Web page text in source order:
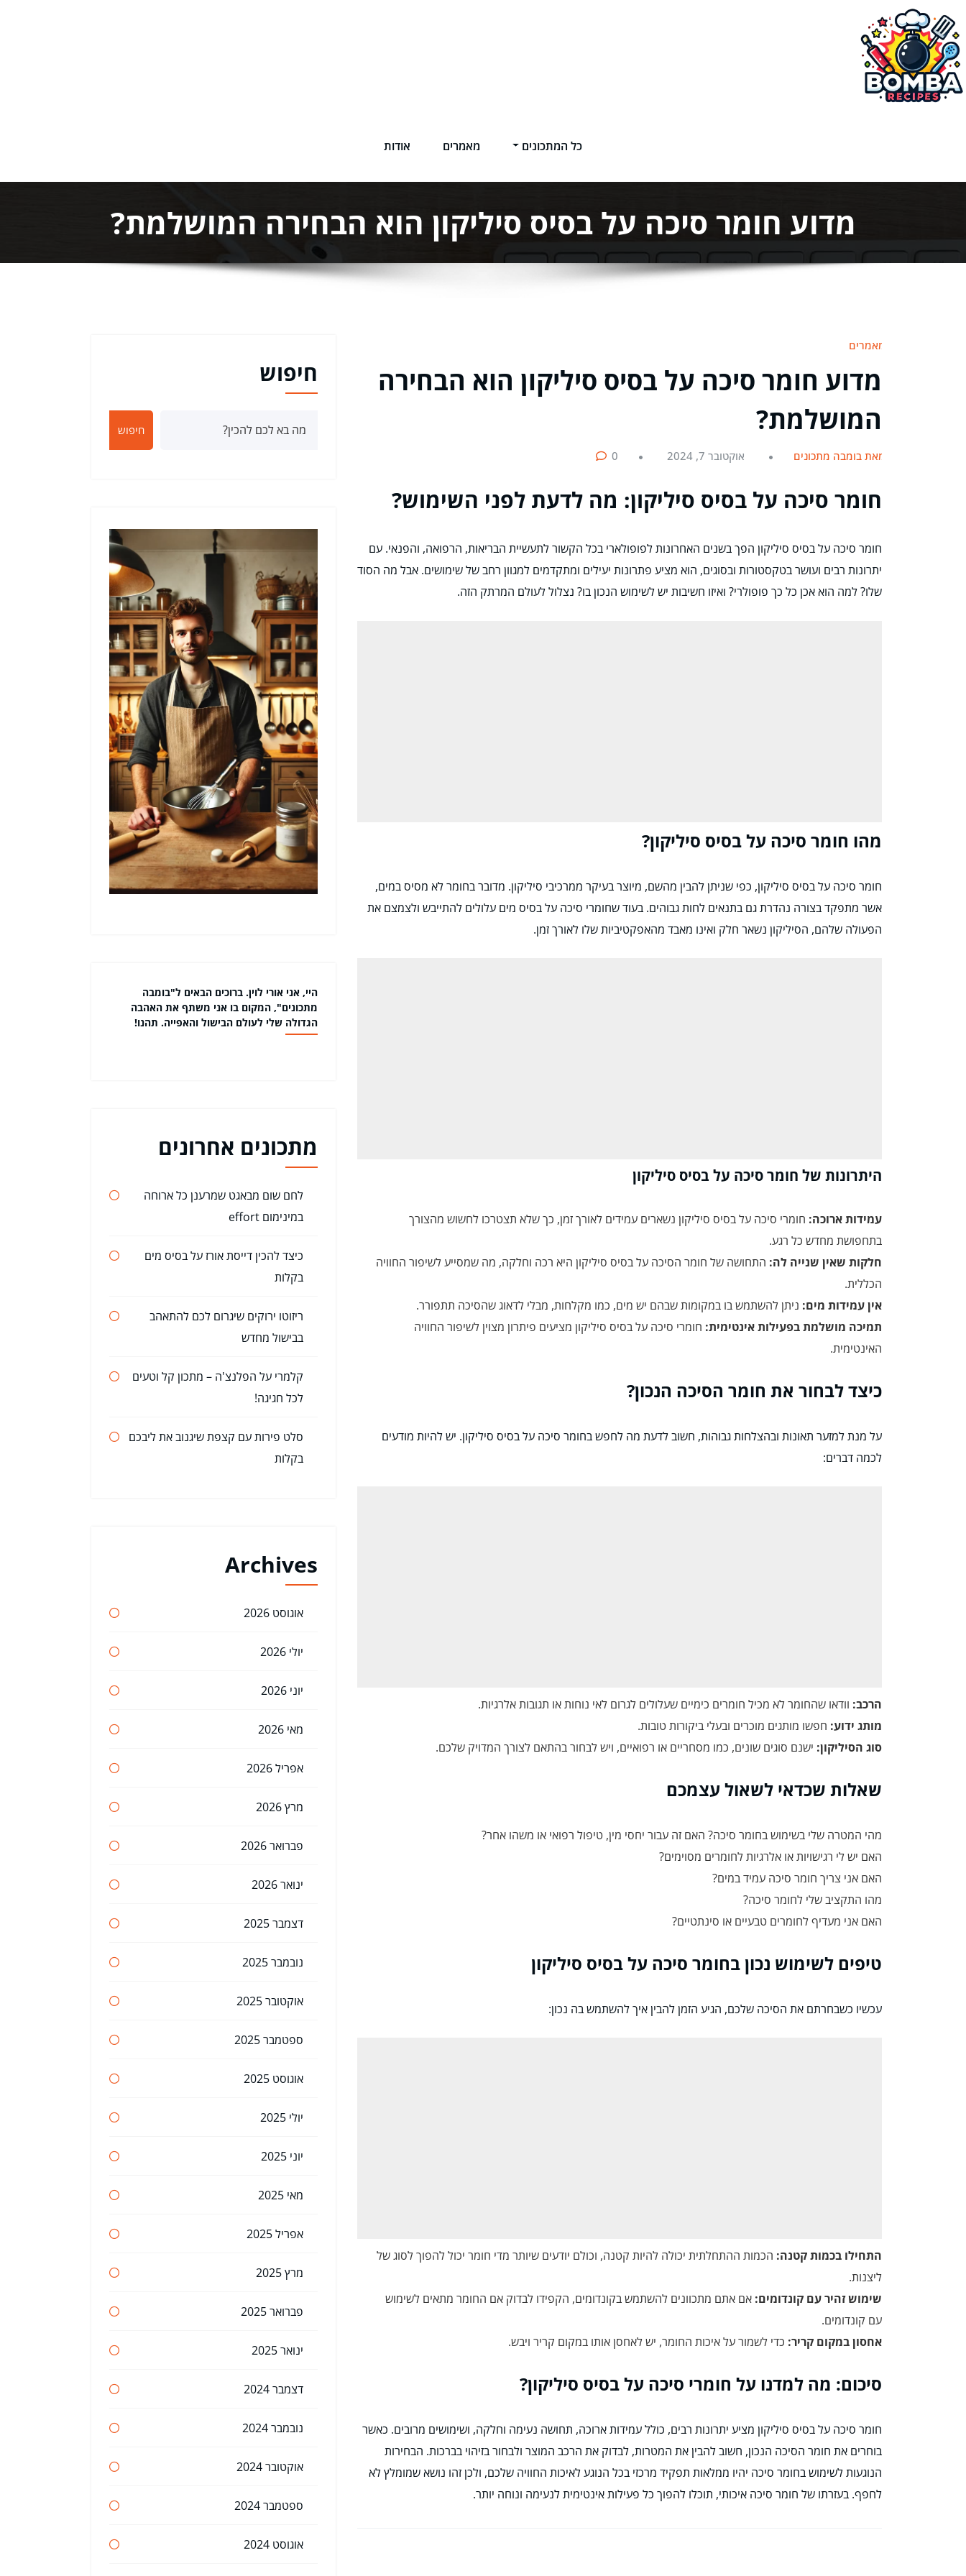
לתוכן
כל המתכונים מאמרים אודות
מדוע חומר סיכה על בסיס סיליקון הוא הבחירה המושלמת?
מאמרים
מדוע חומר סיכה על בסיס סיליקון הוא הבחירה
המושלמת?
מאת בומבה מתכונים אוקטובר 7, 2024 0
חומר סיכה על בסיס סיליקון: מה לדעת לפני השימוש?
חומר סיכה על בסיס סיליקון הפך בשנים האחרונות לפופולארי בכל הקשור לתעשיית הבריאות, הרפואה, והפנאי. עם
יתרונות רבים ועושר בטקסטורות ובסוגים, הוא מציע פתרונות יעילים ומתקדמים למגוון רחב של שימושים. אבל מה הסוד
שלו? למה הוא אכן כל כך פופולרי? ואיזו חשיבות יש לשימוש הנכון בו? נצלול לעולם המרתק הזה.
מהו חומר סיכה על בסיס סיליקון?
חומר סיכה על בסיס סיליקון, כפי שניתן להבין מהשם, מיוצר בעיקר ממרכיבי סיליקון. מדובר בחומר לא מסיס במים,
אשר מתפקד בצורה נהדרת גם בתנאים לחות גבוהים. בעוד שחומרי סיכה על בסיס מים עלולים להתייבש ולצמצם את
הפעולה שלהם, הסיליקון נשאר חלק ואינו מאבד מהאפקטיביות שלו לאורך זמן.
היתרונות של חומר סיכה על בסיס סיליקון
עמידות ארוכה: חומרי סיכה על בסיס סיליקון נשארים עמידים לאורך זמן, כך שלא תצטרכו לחשוש מהצורך
בתחפושת מחדש כל רגע.
חלקות שאין שנייה לה: התחושה של חומר הסיכה על בסיס סיליקון היא רכה וחלקה, מה שמסייע לשיפור החוויה
הכללית.
אין עמידות מים: ניתן להשתמש בו במקומות שבהם יש מים, כמו מקלחות, מבלי לדאוג שהסיכה תתפורר.
תמיכה מושלמת בפעילות אינטימית: חומרי סיכה על בסיס סיליקון מציעים פיתרון מצוין לשיפור החוויה
האינטימית.
כיצד לבחור את חומר הסיכה הנכון?
על מנת למזער תאונות ובהצלחות גבוהות, חשוב לדעת מה לחפש בחומר סיכה על בסיס סיליקון. יש להיות מודעים
לכמה דברים:
הרכב: וודאו שהחומר לא מכיל חומרים כימיים שעלולים לגרום לאי נוחות או תגובות אלרגיות.
מותג ידוע: חפשו מותגים מוכרים ובעלי ביקורות טובות.
סוג הסיליקון: ישנם סוגים שונים, כמו מסחריים או רפואיים, ויש לבחור בהתאם לצורך המדויק שלכם.
שאלות שכדאי לשאול עצמכם
מהי המטרה שלי בשימוש בחומר סיכה? האם זה עבור יחסי מין, טיפול רפואי או משהו אחר?
האם יש לי רגישויות או אלרגיות לחומרים מסוימים?
האם אני צריך חומר סיכה עמיד במים?
מהו התקציב שלי לחומר סיכה?
האם אני מעדיף לחומרים טבעיים או סינתטיים?
טיפים לשימוש נכון בחומר סיכה על בסיס סיליקון
עכשיו כשבחרתם את הסיכה שלכם, הגיע הזמן להבין איך להשתמש בה נכון:
התחילו בכמות קטנה: הכמות ההתחלתית יכולה להיות קטנה, וכולם יודעים שיותר מדי חומר יכול להפוך לסוג של
ליצנות.
שימוש זהיר עם קונדומים: אם אתם מתכוונים להשתמש בקונדומים, הקפידו לבדוק אם החומר מתאים לשימוש
עם קונדומים.
אחסון במקום קריר: כדי לשמור על איכות החומר, יש לאחסן אותו במקום קריר ויבש.
סיכום: מה למדנו על חומרי סיכה על בסיס סיליקון?
חומר סיכה על בסיס סיליקון מציע יתרונות רבים, כולל עמידות ארוכה, תחושה נעימה וחלקה, ושימושים מרובים. כאשר
בוחרים את חומר הסיכה הנכון, חשוב להבין את המטרות, לבדוק את הרכב המוצר ולבחור בזיהוי בברכות. הבחירות
הנוגעות לשימוש בחומר סיכה יהיו ממלאות תפקיד מרכזי בכל הנוגע לאיכות החוויה שלכם, ולכן זהו נושא שמומלץ לא
לחפף. בעזרתו של חומר סיכה איכותי, תוכלו להפוך כל פעילות אינטימית לנעימה ונוחה יותר.
חיפוש
חיפוש
היי, אני אורי לוין. ברוכים הבאים ל"בומבה
מתכונים", המקום בו אני משתף את האהבה
הגדולה שלי לעולם הבישול והאפייה. תהנו!
מתכונים אחרונים
לחם שום מבאגט שמרענן כל ארוחה
במינימום effort
כיצד להכין דייסת אורז על בסיס מים
בקלות
ריזוטו ירוקים שיגרום לכם להתאהב
בבישול מחדש
קלמרי על הפלנצ'ה – מתכון קל וטעים
לכל חגיגה!
סלט פירות עם קצפת שיגנוב את ליבכם
בקלות
Archives
אוגוסט 2026
יולי 2026
יוני 2026
מאי 2026
אפריל 2026
מרץ 2026
פברואר 2026
ינואר 2026
דצמבר 2025
נובמבר 2025
אוקטובר 2025
ספטמבר 2025
אוגוסט 2025
יולי 2025
יוני 2025
מאי 2025
אפריל 2025
מרץ 2025
פברואר 2025
ינואר 2025
דצמבר 2024
נובמבר 2024
אוקטובר 2024
ספטמבר 2024
אוגוסט 2024